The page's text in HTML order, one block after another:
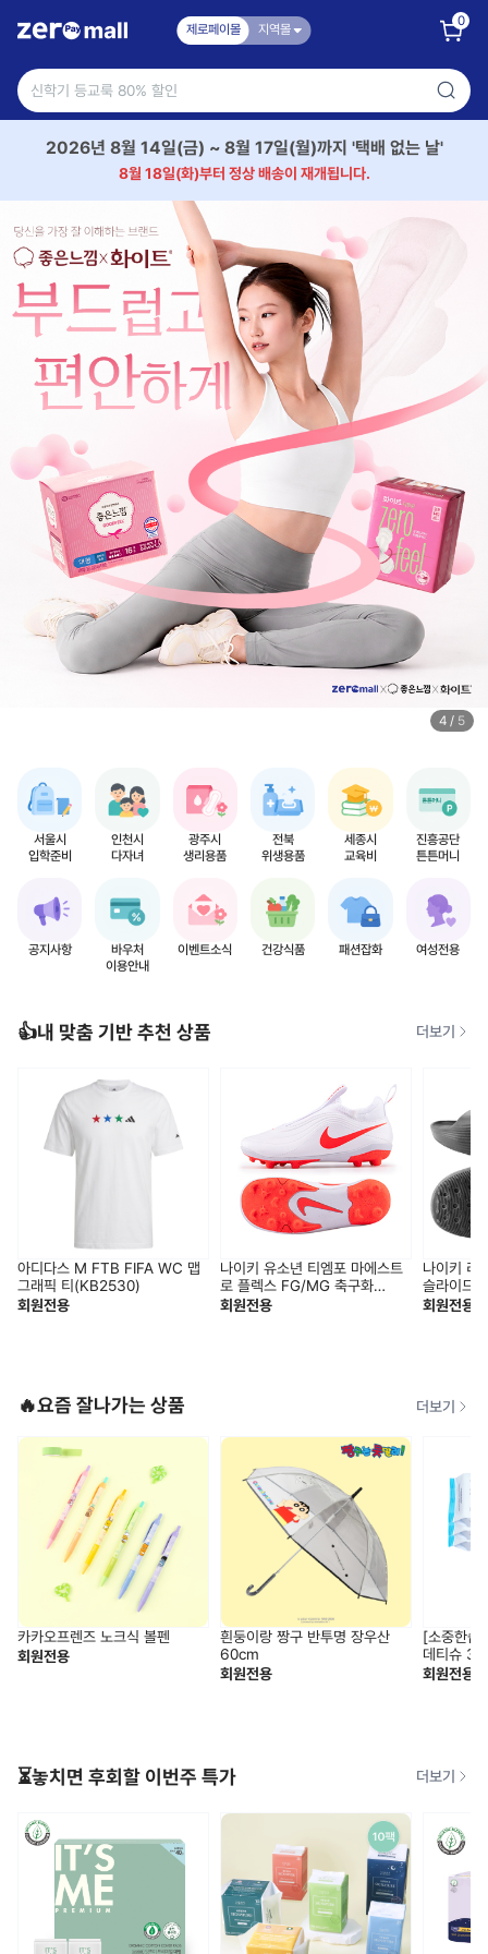
제로페이몰 지역몰
0
2026년 8월 14일(금) ~ 8월 17일(월)까지 '택배 없는 날'
8월 18일(화)부터 정상 배송이 재개됩니다.
4 / 5
서울시
입학준비
인천시
다자녀
광주시
생리용품
전북
위생용품
세종시
교육비
진흥공단
튼튼머니
공지사항
바우처
이용안내
이벤트소식 건강식품 패션잡화 여성전용
👍내 맞춤 기반 추천 상품 더보기
아디다스 M FTB FIFA WC 맵
그래픽 티(KB2530)
회원전용
나이키 유소년 티엠포 마에스트
로 플렉스 FG/MG 축구화
(IB5029-100)
회원전용
나이키 리
슬라이드
001)
회원전용
🔥요즘 잘나가는 상품 더보기
카카오프렌즈 노크식 볼펜
회원전용
흰둥이랑 짱구 반투명 장우산
60cm
회원전용
[소중한습
데티슈
회원전용
⏳놓치면 후회할 이번주 특가 더보기